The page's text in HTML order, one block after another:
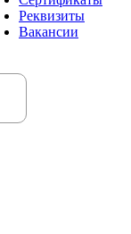
Реквизиты
Вакансии